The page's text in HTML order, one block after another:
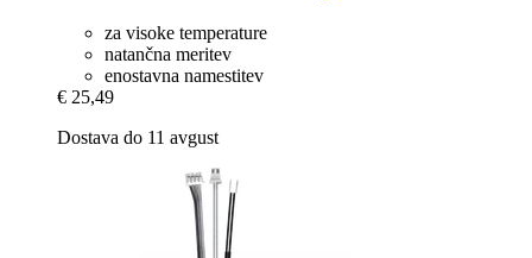
za visoke temperature
natančna meritev
enostavna namestitev
€ 25,49
Dostava do 11 avgust